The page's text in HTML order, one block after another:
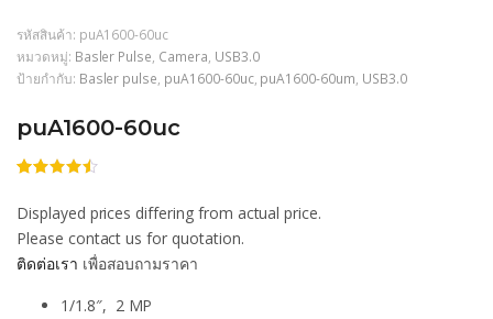
รหัสสินค้า: puA1600-60uc
หมวดหมู่: Basler Pulse, Camera, USB3.0
ป้ายกำกับ: Basler pulse, puA1600-60uc, puA1600-60um, USB3.0
puA1600-60uc
คะแนน
4.46จาก
5 คะแนน
การให้
ของลูกค้า
Displayed prices differing from actual price.
Please contact us for quotation.
ติดต่อเรา เพื่อสอบถามราคา
1/1.8″, 2 MP